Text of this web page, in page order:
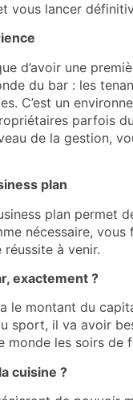
vous lancer
d’avoir une
du bar : les
C’est un
parfois
de la gestion,
plan
plan permet
nécessaire,
à venir.
exactement ?
le montant du
sport, il va avoir
monde les soirs de
cuisine ?